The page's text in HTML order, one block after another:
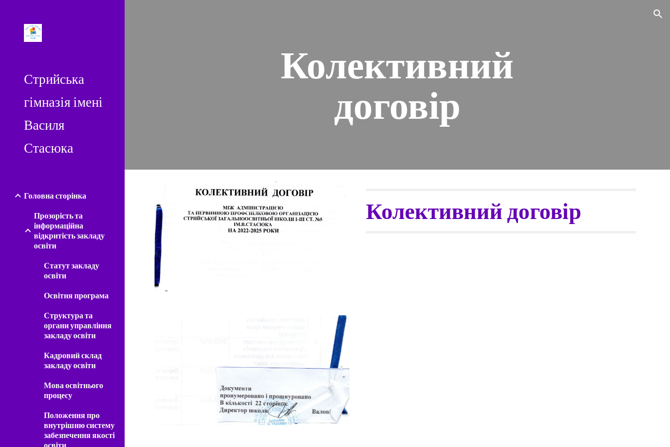
Стрийська
гімназія імені
Василя
Стасюка
Головна сторінка
Прозорість та
інформаційна
відкритість закладу
освіти
Статут закладу
освіти
Освітня програма
Структура та
органи управління
закладу освіти
Кадровий склад
закладу освіти
Мова освітнього
процесу
Положення про
внутрішню систему
забезпечення якості
освіти
Колективний
договір
Колективний договір